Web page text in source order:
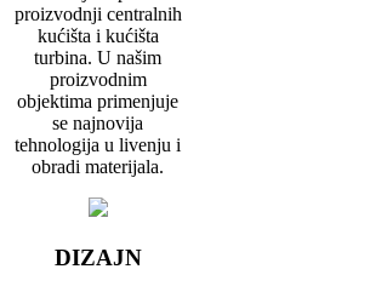
proizvodnji centralnih
kućišta i kućišta
turbina. U našim
proizvodnim
objektima primenjuje
se najnovija
tehnologija u livenju i
obradi materijala.
DIZAJN